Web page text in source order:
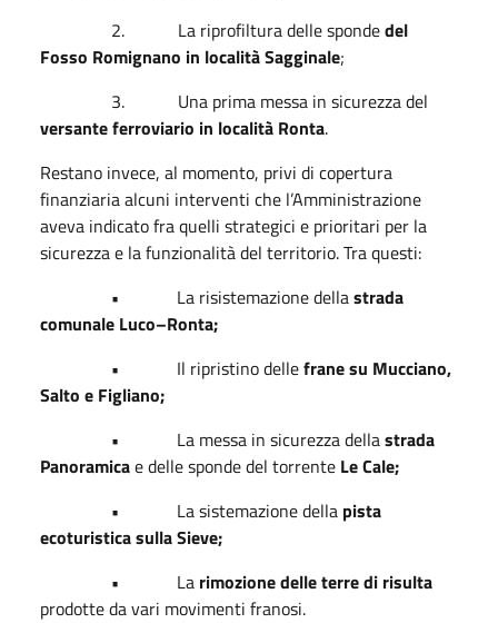
2.
La riprofiltura delle spondedel
Fosso Romignano in località Sagginale;
3.
Una prima messa in sicurezza del
versante ferroviario in località Ronta.
Restano invece, al momento, privi di copertura
finanziaria alcuni interventi che l’Amministrazione
aveva indicato fra quelli strategici e prioritari per la
sicurezza e la funzionalità del territorio. Tra questi:
•
La risistemazione dellastrada
comunale Luco–Ronta;
•
Il ripristino dellefrane su Mucciano,
Salto e Figliano;
•
La messa in sicurezza dellastrada
Panoramicae delle sponde del torrente Le Cale;
•
La sistemazione della pista
ecoturistica sulla Sieve;
•
La rimozione delle terre di risulta
prodotte da vari movimenti franosi.